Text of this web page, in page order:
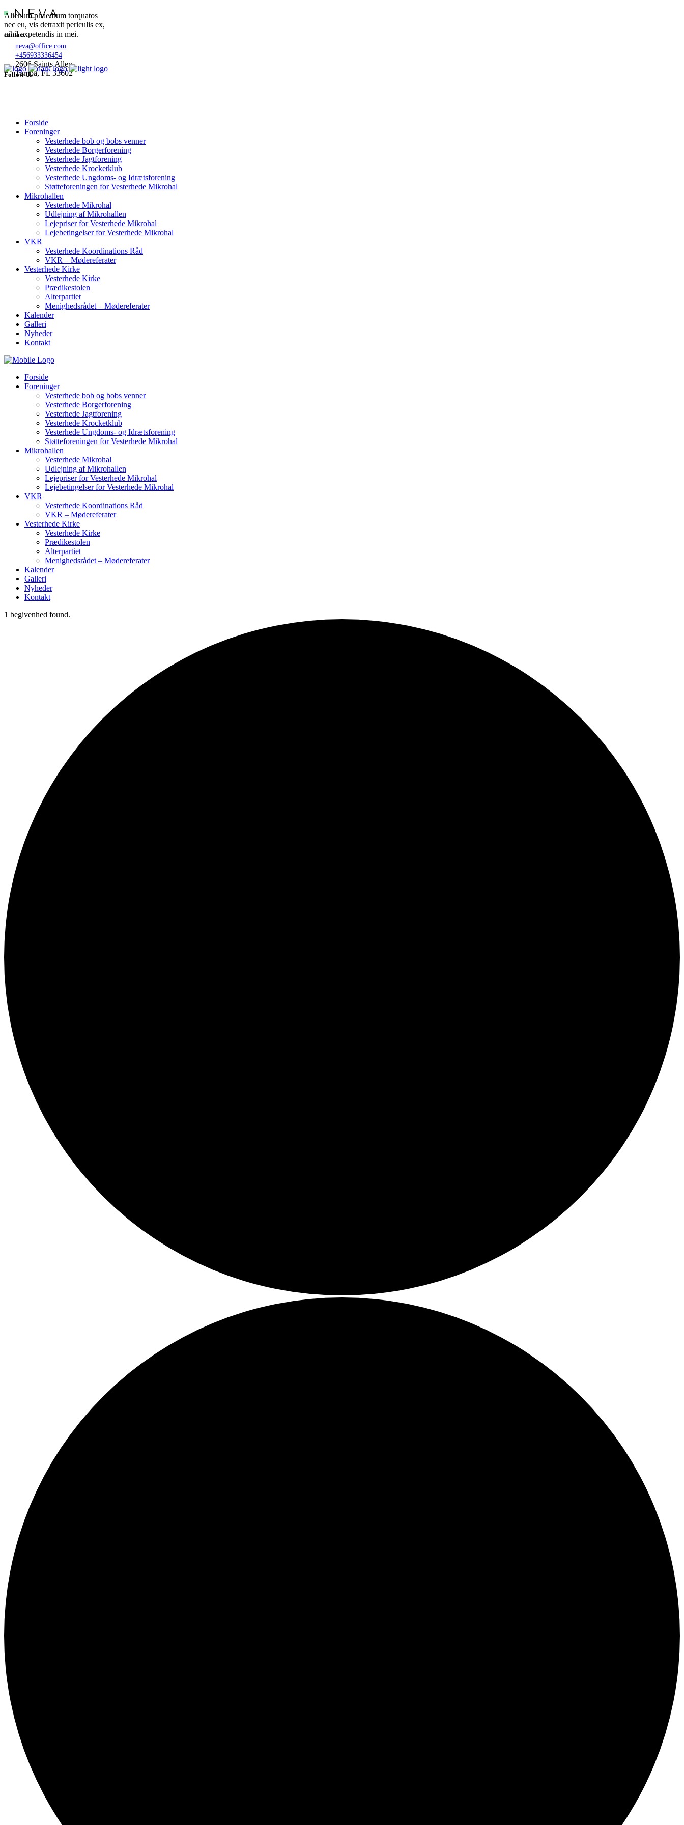
Alienum phaedrum torquatos
nec eu, vis detraxit periculis ex,
nihil expetendis in mei.
contact
neva@office.com
+456933336454
2606 Saints Alley
Tampa, FL 33602
Follow Us
Forside
Foreninger
Vesterhede bob og bobs venner
Vesterhede Borgerforening
Vesterhede Jagtforening
Vesterhede Krocketklub
Vesterhede Ungdoms- og Idrætsforening
Støtteforeningen for Vesterhede Mikrohal
Mikrohallen
Vesterhede Mikrohal
Udlejning af Mikrohallen
Lejepriser for Vesterhede Mikrohal
Lejebetingelser for Vesterhede Mikrohal
VKR
Vesterhede Koordinations Råd
VKR – Mødereferater
Vesterhede Kirke
Vesterhede Kirke
Prædikestolen
Alterpartiet
Menighedsrådet – Mødereferater
Kalender
Galleri
Nyheder
Kontakt
Forside
Foreninger
Vesterhede bob og bobs venner
Vesterhede Borgerforening
Vesterhede Jagtforening
Vesterhede Krocketklub
Vesterhede Ungdoms- og Idrætsforening
Støtteforeningen for Vesterhede Mikrohal
Mikrohallen
Vesterhede Mikrohal
Udlejning af Mikrohallen
Lejepriser for Vesterhede Mikrohal
Lejebetingelser for Vesterhede Mikrohal
VKR
Vesterhede Koordinations Råd
VKR – Mødereferater
Vesterhede Kirke
Vesterhede Kirke
Prædikestolen
Alterpartiet
Menighedsrådet – Mødereferater
Kalender
Galleri
Nyheder
Kontakt
1 begivenhed found.